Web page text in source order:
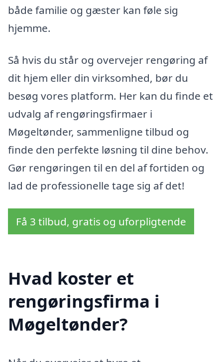
både familie og gæster kan føle sig
hjemme.
Så hvis du står og overvejer rengøring af
dit hjem eller din virksomhed, bør du
besøg vores platform. Her kan du finde et
udvalg af rengøringsfirmaer i
Møgeltønder, sammenligne tilbud og
finde den perfekte løsning til dine behov.
Gør rengøringen til en del af fortiden og
lad de professionelle tage sig af det!
Få 3 tilbud, gratis og uforpligtende
Hvad koster et
rengøringsfirma i
Møgeltønder?